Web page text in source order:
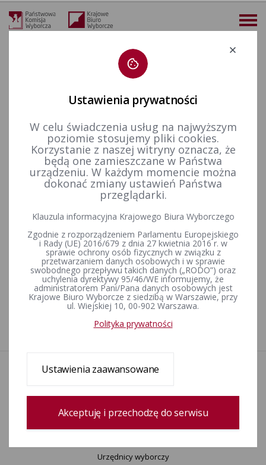
Deklaracja dostępności
więcej
Prawo wyborcze Wyroki i postanowienia sądów Ważność wyborów 2018 r. Sygn. akt III A Pz 95.18
Sygn. akt III A Pz 95.18
ZAŁĄCZNIKI
Sygn. akt III A Pz 95.18
Rejestr zmian
20-09-2022 14:55
Marek Sieraczek
Aktualności
Informacje
Wyjaśnienia, stanowiska, komunikaty
Uchwały
Urzędnicy wyborczy
Ustawienia prywatności
W celu świadczenia usług na najwyższym
poziomie stosujemy pliki cookies.
Korzystanie z naszej witryny oznacza, że
będą one zamieszczane w Państwa
urządzeniu. W każdym momencie można
dokonać zmiany ustawień Państwa
przeglądarki.
Klauzula informacyjna Krajowego Biura Wyborczego
Zgodnie z rozporządzeniem Parlamentu Europejskiego
i Rady (UE) 2016/679 z dnia 27 kwietnia 2016 r. w
sprawie ochrony osób fizycznych w związku z
przetwarzaniem danych osobowych i w sprawie
swobodnego przepływu takich danych („RODO”) oraz
uchylenia dyrektywy 95/46/WE informujemy, że
administratorem Pani/Pana danych osobowych jest
Krajowe Biuro Wyborcze z siedzibą w Warszawie, przy
ul. Wiejskiej 10, 00-902 Warszawa.
Polityka prywatności
Ustawienia zaawansowane
Akceptuję i przechodzę do serwisu